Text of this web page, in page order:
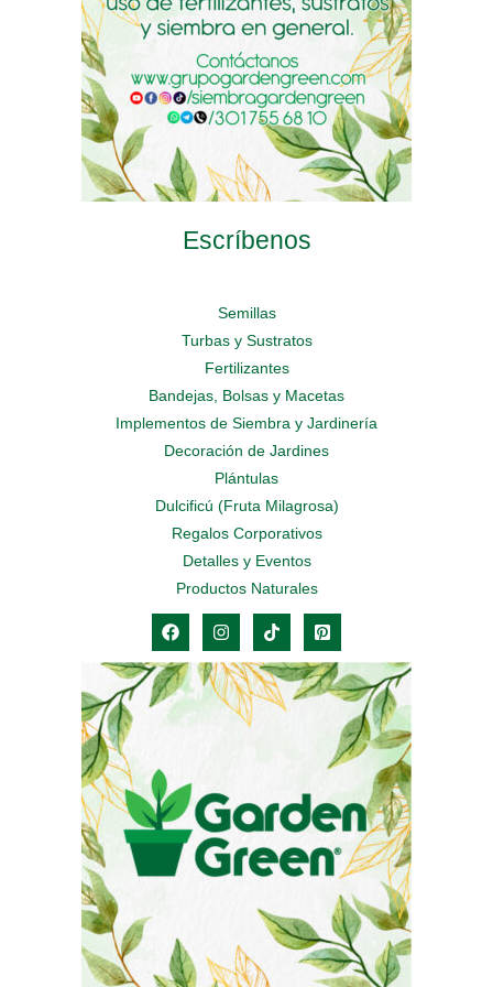
página
de
producto
página
de
producto
de
producto
Escríbenos
Semillas
Turbas y Sustratos
Fertilizantes
Bandejas, Bolsas y Macetas
Implementos de Siembra y Jardinería
Decoración de Jardines
Plántulas
Dulcificú (Fruta Milagrosa)
Regalos Corporativos
Detalles y Eventos
Productos Naturales